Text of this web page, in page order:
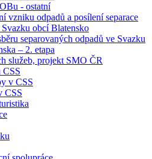
- ostatní
vzniku odpadů a posílení separace
obcí Blatensko
separovaných odpadů ve Svazku
– 2. etapa
služeb, projekt SMO ČR
CSS
v CSS
CSS